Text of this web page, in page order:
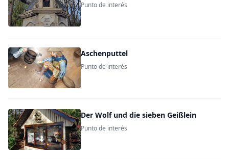
Punto de interés
Aschenputtel
Punto de interés
Der Wolf und die sieben Geißlein
Punto de interés